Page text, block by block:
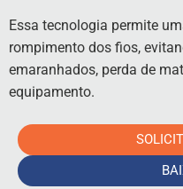
Essa tecnologia permite
rompimento dos fios,
emaranhados, perda de
equipamento.